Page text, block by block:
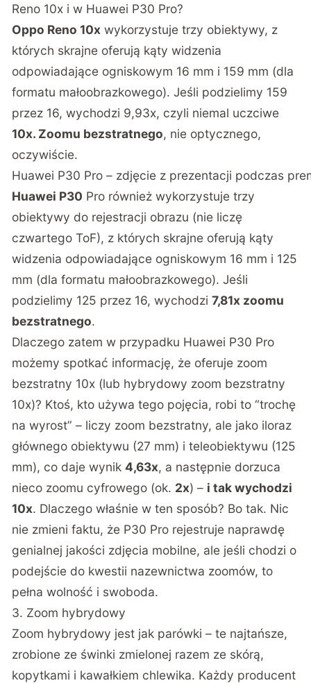
Reno 10x i w Huawei P30 Pro?
Oppo Reno 10x wykorzystuje trzy obiektywy, z
których skrajne oferują kąty widzenia
odpowiadające ogniskowym 16 mm i 159 mm (dla
formatu małoobrazkowego). Jeśli podzielimy 159
przez 16, wychodzi 9,93x, czyli niemal uczciwe
10x. Zoomu bezstratnego, nie optycznego,
oczywiście.
Huawei P30 Pro – zdjęcie z prezentacji podczas
Huawei P30 Pro również wykorzystuje trzy
obiektywy do rejestracji obrazu (nie liczę
czwartego ToF), z których skrajne oferują kąty
widzenia odpowiadające ogniskowym 16 mm i 125
mm (dla formatu małoobrazkowego). Jeśli
podzielimy 125 przez 16, wychodzi7,81x zoomu
bezstratnego.
Dlaczego zatem w przypadku Huawei P30 Pro
możemy spotkać informację, że oferuje zoom
bezstratny 10x (lub hybrydowy zoom bezstratny
10x)? Ktoś, kto używa tego pojęcia, robi to “trochę
na wyrost” – liczy zoom bezstratny, ale jako iloraz
głównego obiektywu (27 mm) i teleobiektywu (125
mm), co daje wynik4,63x, a następnie dorzuca
nieco zoomu cyfrowego (ok. 2x) – i tak wychodzi
10x. Dlaczego właśnie w ten sposób? Bo tak. Nic
nie zmieni faktu, że P30 Pro rejestruje naprawdę
genialnej jakości zdjęcia mobilne, ale jeśli chodzi o
podejście do kwestii nazewnictwa zoomów, to
pełna wolność i swoboda.
3. Zoom hybrydowy
Zoom hybrydowy jest jak parówki – te najtańsze,
zrobione ze świnki zmielonej razem ze skórą,
kopytkami i kawałkiem chlewika. Każdy producent